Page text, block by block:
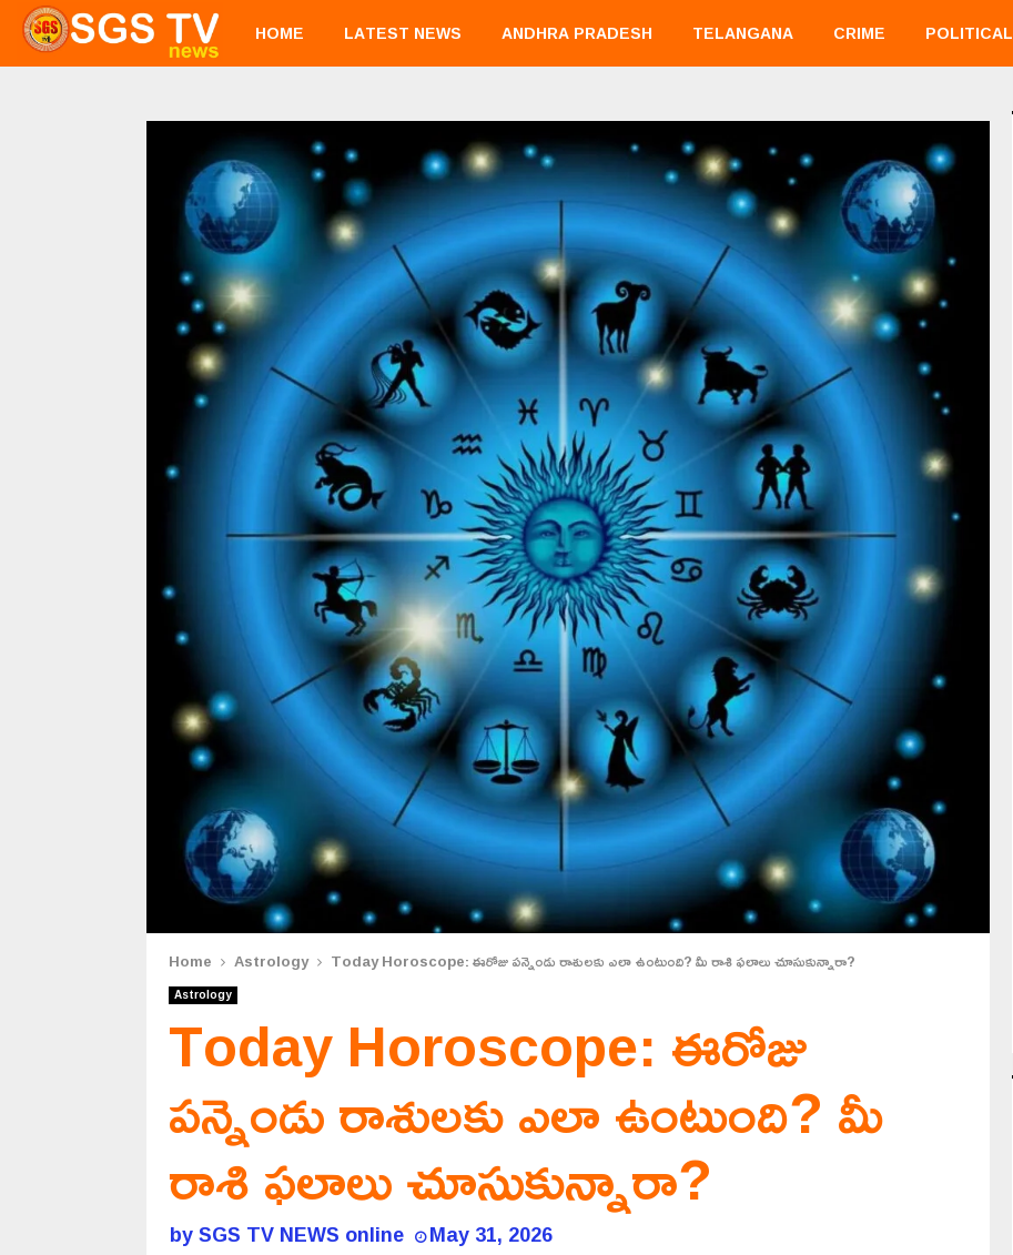
HOME LATEST NEWS ANDHRA PRADESH TELANGANA CRIME POLITICAL
Home Astrology Today Horoscope: ఈరోజు పన్నెండు రాశులకు ఎలా ఉంటుంది? మీ రాశి ఫలాలు చూసుకున్నారా?
Astrology
Today Horoscope: ఈరోజు
పన్నెండు రాశులకు ఎలా ఉంటుంది? మీ
రాశి ఫలాలు చూసుకున్నారా?
bySGS TV NEWS online May 31, 2026